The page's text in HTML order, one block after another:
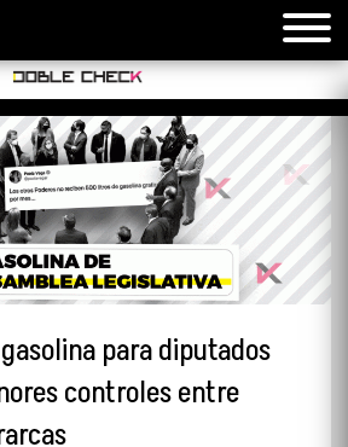
para diputados
controles entre